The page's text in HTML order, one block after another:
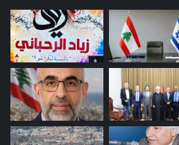
(3)
(16)
(24)
(12)
(168)
(1)
(4)